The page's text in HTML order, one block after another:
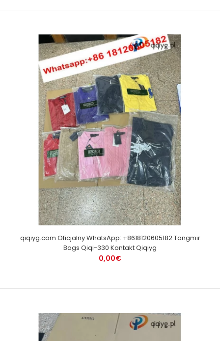
qiqiyg.com Oficjalny WhatsApp: +8618120605182 Tangmir
Bags Qiqi-330 Kontakt Qiqiyg
0,00€